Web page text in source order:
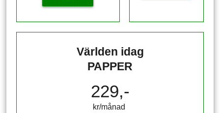
Världen idag
PAPPER
229,-
kr/månad ​​​​​​